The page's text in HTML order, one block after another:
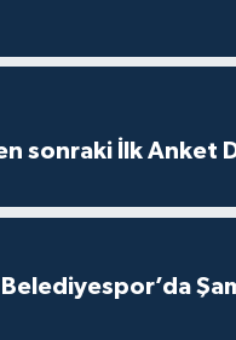
sonraki İlk Anket